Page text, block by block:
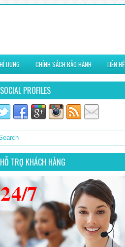
DUNG CHÍNH SÁCH BẢO HÀNH LIÊN HỆ
SOCIAL PROFILES
HỖ TRỢ KHÁCH HÀNG